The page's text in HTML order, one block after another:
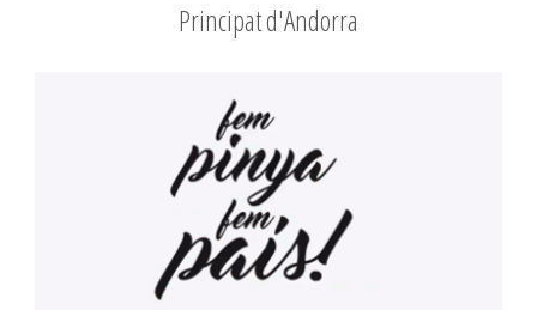
Principat d'Andorra